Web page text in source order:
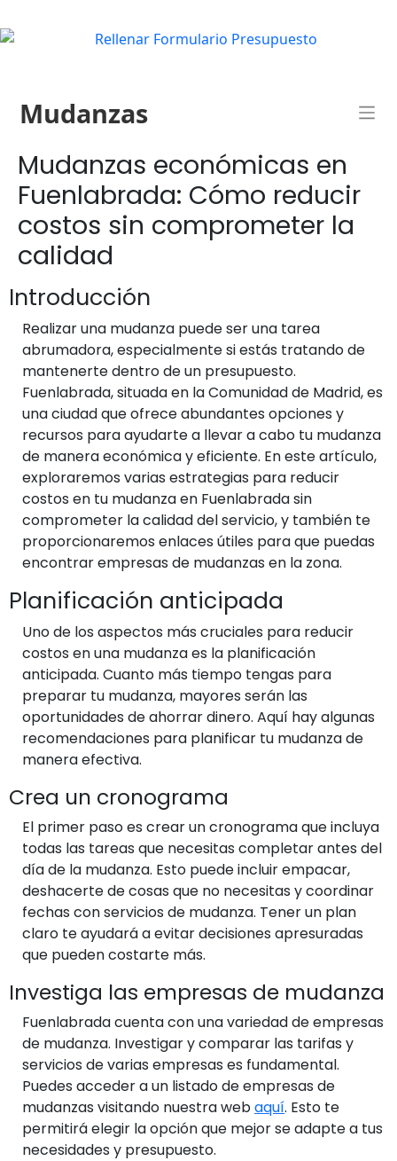
Mudanzas
Mudanzas económicas en
Fuenlabrada: Cómo reducir
costos sin comprometer la
calidad
Introducción
Realizar una mudanza puede ser una tarea
abrumadora, especialmente si estás tratando de
mantenerte dentro de un presupuesto.
Fuenlabrada, situada en la Comunidad de Madrid, es
una ciudad que ofrece abundantes opciones y
recursos para ayudarte a llevar a cabo tu mudanza
de manera económica y eficiente. En este artículo,
exploraremos varias estrategias para reducir
costos en tu mudanza en Fuenlabrada sin
comprometer la calidad del servicio, y también te
proporcionaremos enlaces útiles para que puedas
encontrar empresas de mudanzas en la zona.
Planificación anticipada
Uno de los aspectos más cruciales para reducir
costos en una mudanza es la planificación
anticipada. Cuanto más tiempo tengas para
preparar tu mudanza, mayores serán las
oportunidades de ahorrar dinero. Aquí hay algunas
recomendaciones para planificar tu mudanza de
manera efectiva.
Crea un cronograma
El primer paso es crear un cronograma que incluya
todas las tareas que necesitas completar antes del
día de la mudanza. Esto puede incluir empacar,
deshacerte de cosas que no necesitas y coordinar
fechas con servicios de mudanza. Tener un plan
claro te ayudará a evitar decisiones apresuradas
que pueden costarte más.
Investiga las empresas de mudanza
Fuenlabrada cuenta con una variedad de empresas
de mudanza. Investigar y comparar las tarifas y
servicios de varias empresas es fundamental.
Puedes acceder a un listado de empresas de
mudanzas visitando nuestra webaquí. Esto te
permitirá elegir la opción que mejor se adapte a tus
necesidades y presupuesto.